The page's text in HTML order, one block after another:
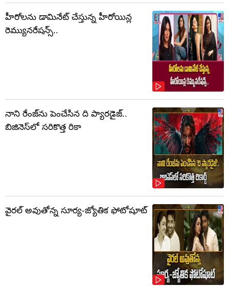
హీరోలను డామినేట్ చేస్తున్న హీరోయిన్ల
రెమ్యునరేషన్స్..
నాని రేంజ్‌ను పెంచేసిన ది ప్యారడైజ్..
బిజినెస్‌లో సరికొత్త రికా
వైరల్ అవుతోన్న సూర్య-జ్యోతిక ఫోటోషూట్